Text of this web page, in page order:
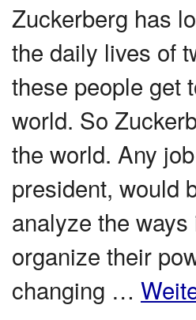
Zuckerberg has
the daily lives of
these people get
world. So
the world. Any
president, would
analyze the
organize their
changing …